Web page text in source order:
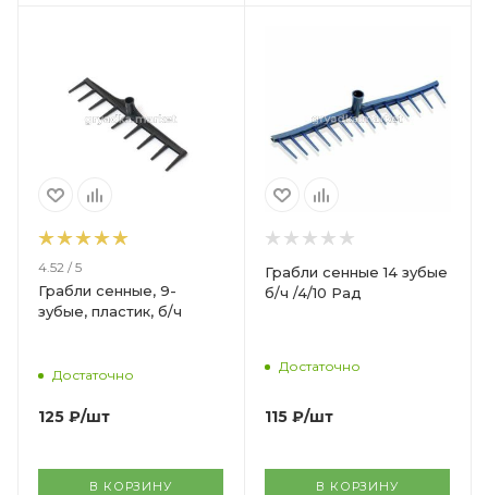
4.52 / 5
Грабли сенные, 9-
зубые, пластик, б/ч
Достаточно
125 ₽/шт
В КОРЗИНУ
Грабли сенные 14 зубые
б/ч /4/10 Рад
Достаточно
115 ₽/шт
В КОРЗИНУ